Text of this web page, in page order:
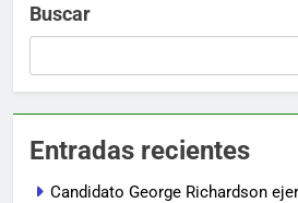
Buscar
Entradas recientes
Candidato George Richardson